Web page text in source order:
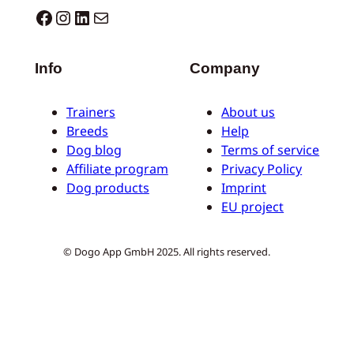
Dogo facebook InstagramLinkedIn Mail
Info
Trainers
Breeds
Dog blog
Affiliate program
Dog products
Company
About us
Help
Terms of service
Privacy Policy
Imprint
EU project
© Dogo App GmbH 2025. All rights reserved.